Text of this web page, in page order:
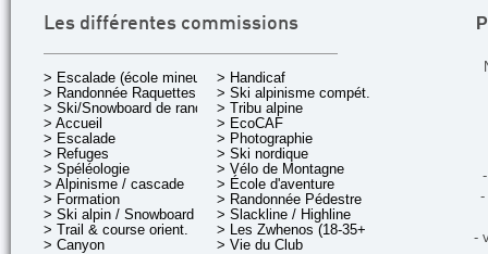
Les différentes commissions
> Escalade (école mineurs)
> Randonnée Raquettes
> Ski/Snowboard de rando.
> Accueil
> Escalade
> Refuges
> Spéléologie
> Alpinisme / cascade
> Formation
> Ski alpin / Snowboard
> Trail & course orient.
> Canyon
> Handicaf
> Ski alpinisme compét.
> Tribu alpine
> EcoCAF
> Photographie
> Ski nordique
> Vélo de Montagne
> École d'aventure
> Randonnée Pédestre
> Slackline / Highline
> Les Zwhenos (18-35+ ans)
> Vie du Club
-
-